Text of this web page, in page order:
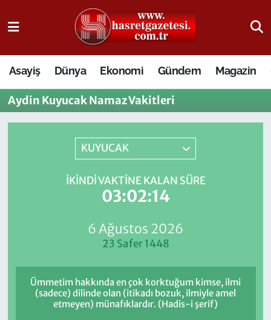
Asayiş Dünya Ekonomi Gündem Magazin
Aydin Kuyucak Namaz Vakitleri
KUYUCAK
İKINDI VAKTINE KALAN SÜRE
03:02:13
6 Ağustos 2026
23 Safer 1448
Ümmetim hakkında en çok korktuğum kimse, ilmi
(sadece) dilinde olan (itikadı bozuk, ilmiyle amel
etmeyen) münafıklardır. (Hadis-i şerif)
Osmaniye Nöbetçi Eczaneler
Osmaniye Hava Durumu
Osmaniye Trafik Yoğunluk Haritası
Süper Lig Puan Durumu ve Fikstür
Son Dakika Haberleri
Haber Arşivi